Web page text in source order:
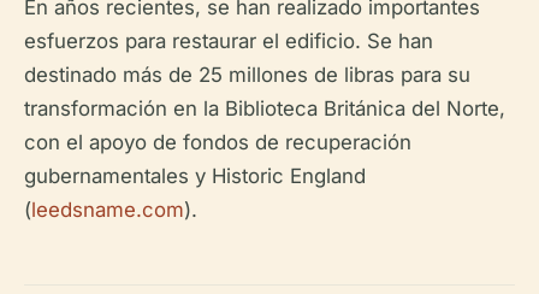
En años recientes, se han realizado importantes
esfuerzos para restaurar el edificio. Se han
destinado más de 25 millones de libras para su
transformación en la Biblioteca Británica del Norte,
con el apoyo de fondos de recuperación
gubernamentales y Historic England
(leedsname.com).